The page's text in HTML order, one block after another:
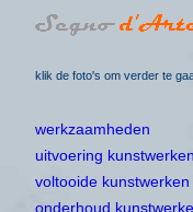
klik de foto's om verder te
werkzaamheden
uitvoering kunstwerken
voltooide kunstwerken
onderhoud